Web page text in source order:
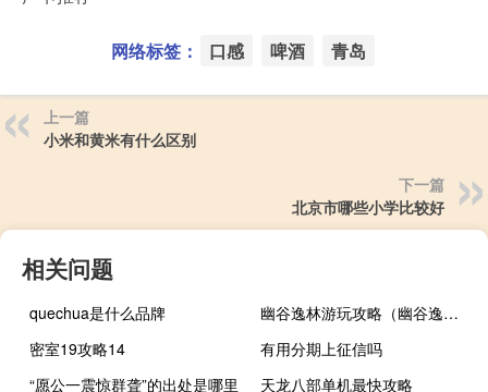
网络标签： 口感 啤酒 青岛
上一篇
小米和黄米有什么区别
下一篇
北京市哪些小学比较好
相关问题
quechua是什么品牌
幽谷逸林游玩攻略（幽谷逸林农家餐厅）
密室19攻略14
有用分期上征信吗
“愿公一震惊群聋”的出处是哪里
天龙八部单机最快攻略